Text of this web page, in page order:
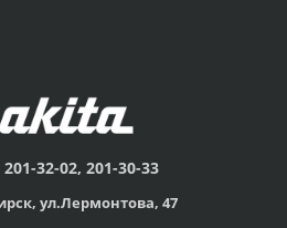
32-02, 201-30-33
ул.Лермонтова, 47